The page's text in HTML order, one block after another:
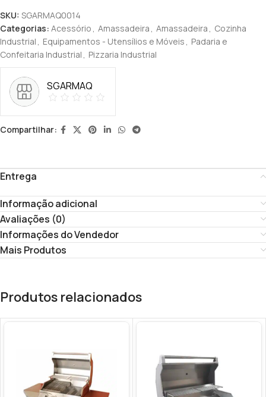
SKU: SGARMAQ0014
Categorias: Acessório Amassadeira Amassadeira
Cozinha
Industrial
Equipamentos - Utensílios e Móveis
Padaria e
Confeitaria Industrial
Pizzaria Industrial
SGARMAQ
Compartilhar:
Entrega
Informação adicional
Avaliações (0)
Informações do Vendedor
Mais Produtos
Produtos relacionados